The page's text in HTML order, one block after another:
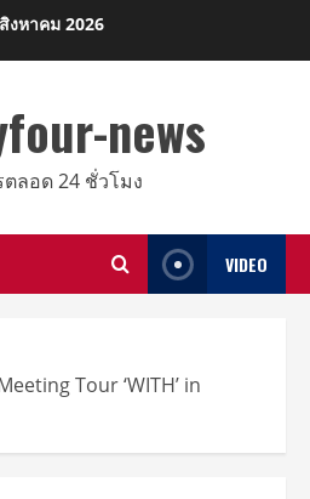
งหาคม 2026
news
ลอด 24 ชั่วโมง
VIDEO
Tour ‘WITH’ in